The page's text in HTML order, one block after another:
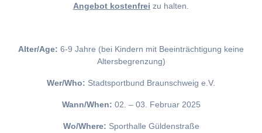
Angebot kostenfrei zu halten.
Alter/Age: 6-9 Jahre (bei Kindern mit Beeinträchtigung keine
Altersbegrenzung)
Wer/Who: Stadtsportbund Braunschweig e.V.
Wann/When: 02. – 03. Februar 2025
Wo/Where: Sporthalle Güldenstraße